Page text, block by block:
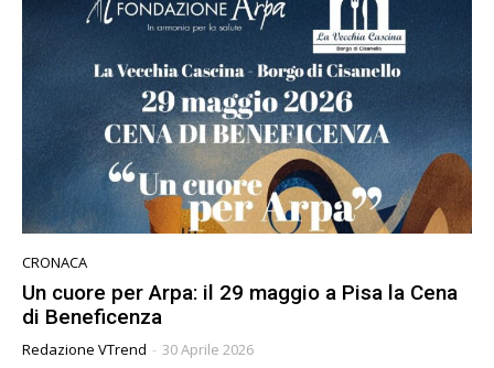
CRONACA
Un cuore per Arpa: il 29 maggio a Pisa la Cena
di Beneficenza
Redazione VTrend - 30 Aprile 2026